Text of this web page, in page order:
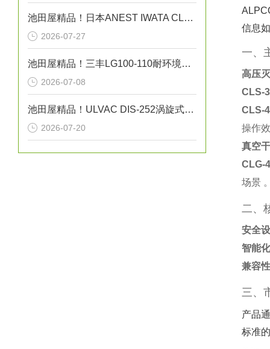
池田屋精品！日本ANEST IWATA CLBS55E-30增压压缩机
2026-07-27
池田屋精品！三丰LG100-110耐环境线性测量头技术
2026-07-08
池田屋精品！ULVAC DIS-252涡旋式干泵技术
2026-07-20
信息
一、
高压
CLS-
CLS-
操作
真空
CLG-
场景
二、
安全
智能
兼容性
三、
产品
标准